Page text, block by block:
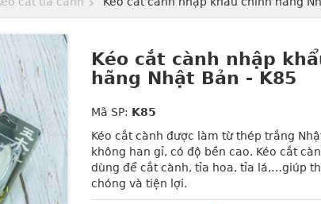
Kéo cắt cành nhập
hãng Nhật Bản - K85
Mã SP: K85
Kéo cắt cành được làm từ thép trắng
không han gỉ, có độ bền cao. Kéo cắt
dùng để cắt cành, tỉa hoa, tỉa lá,…giúp
chóng và tiện lợi.